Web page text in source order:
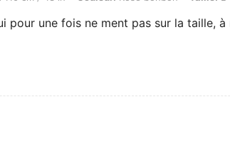
pour une fois ne ment pas sur la taille, à